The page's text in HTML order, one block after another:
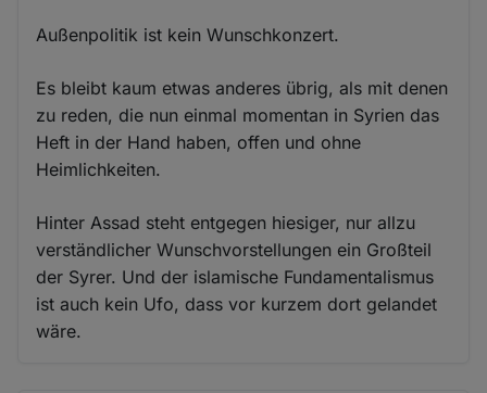
Außenpolitik ist kein Wunschkonzert.
Es bleibt kaum etwas anderes übrig, als mit denen
zu reden, die nun einmal momentan in Syrien das
Heft in der Hand haben, offen und ohne
Heimlichkeiten.
Hinter Assad steht entgegen hiesiger, nur allzu
verständlicher Wunschvorstellungen ein Großteil
der Syrer. Und der islamische Fundamentalismus
ist auch kein Ufo, dass vor kurzem dort gelandet
wäre.